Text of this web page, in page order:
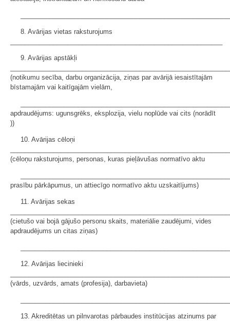
8. Avārijas vietas raksturojums
9. Avārijas apstākļi
(notikumu secība, darbu organizācija, ziņas par avārijā iesaistītajām
bīstamajām vai kaitīgajām vielām,
apdraudējums: ugunsgrēks, eksplozija, vielu noplūde vai cits (norādīt
))
10. Avārijas cēloņi
(cēloņu raksturojums, personas, kuras pieļāvušas normatīvo aktu
prasību pārkāpumus, un attiecīgo normatīvo aktu uzskaitījums)
11. Avārijas sekas
(cietušo vai bojā gājušo personu skaits, materiālie zaudējumi, vides
apdraudējums un citas ziņas)
12. Avārijas liecinieki
(vārds, uzvārds, amats (profesija), darbavieta)
13. Akreditētas un pilnvarotas pārbaudes institūcijas atzinums par